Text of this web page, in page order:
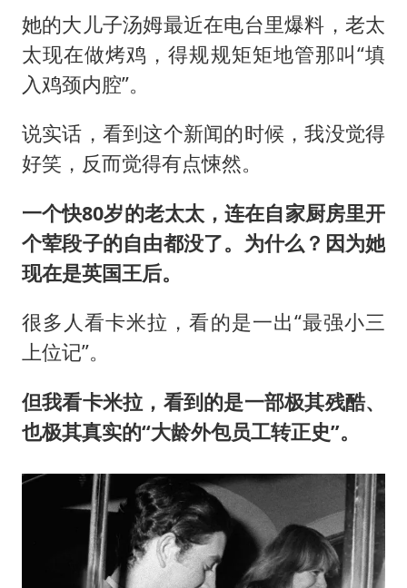
她的大儿子汤姆最近在电台里爆料，老太
太现在做烤鸡，得规规矩矩地管那叫“填
入鸡颈内腔”。
说实话，看到这个新闻的时候，我没觉得
好笑，反而觉得有点悚然。
一个快80岁的老太太，连在自家厨房里开
个荤段子的自由都没了。为什么？因为她
现在是英国王后。
很多人看卡米拉，看的是一出“最强小三
上位记”。
但我看卡米拉，看到的是一部极其残酷、
也极其真实的“大龄外包员工转正史”。